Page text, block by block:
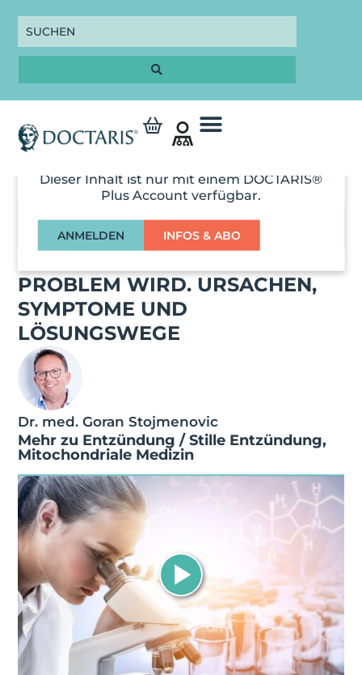
Dieser Inhalt ist nur mit einem DOCTARIS®
Plus Account verfügbar.
ANMELDEN INFOS & ABO
PROBLEM WIRD. URSACHEN,
SYMPTOME UND
LÖSUNGSWEGE
Dr. med. Goran Stojmenovic
Mehr zu Entzündung / Stille Entzündung,
Mitochondriale Medizin